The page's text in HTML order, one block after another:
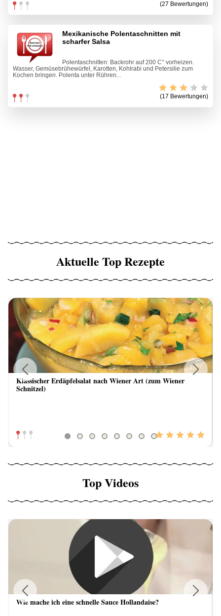
(27 Bewertungen)
Mexikanische Polentaschnitten mit
scharfer Salsa
Polentaschnitten: Backrohr auf 200 C° vorheizen.
Wasser, Gemüsebrühewürfel, Karotten, Kohlrabi und Petersilie zum
Kochen bringen. Polenta unter Rühren...
(17 Bewertungen)
Aktuelle Top Rezepte
Klassischer Erdäpfelsalat nach Wiener Art (zum Wiener
Schnitzel)
Previous
Top Videos
Wie mache ich eine schnelle Sauce Hollandaise?
Previous